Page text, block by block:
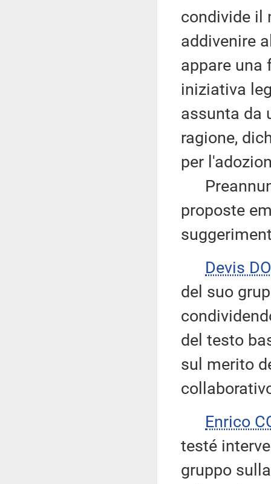
condivide il
addivenire
appare una
iniziativa
assunta da
ragione,
per
proposte
Devis
del suo
del testo
sul merito
Enrico
testé
gruppo